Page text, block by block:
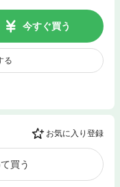
今すぐ買う
る
お気に入り登録
買う